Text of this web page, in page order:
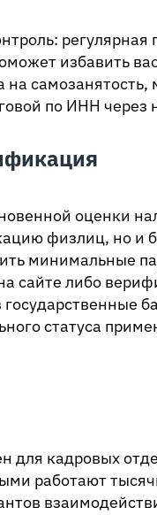
регулярная
избавить
по ИНН через
оценки
физлиц, но и
минимальные
сайте либо
статуса
для кадровых
работают